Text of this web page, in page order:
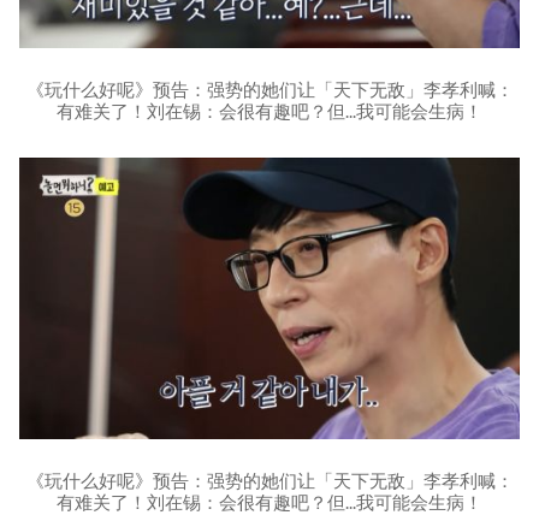
《玩什么好呢》预告：强势的她们让「天下无敌」李孝利喊：
有难关了！刘在锡：会很有趣吧？但...我可能会生病！
《玩什么好呢》预告：强势的她们让「天下无敌」李孝利喊：
有难关了！刘在锡：会很有趣吧？但...我可能会生病！